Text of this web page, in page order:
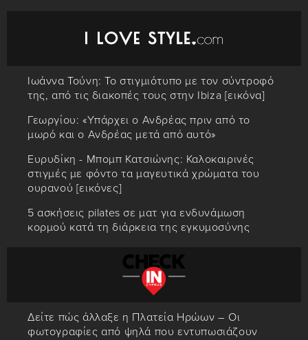
Ιωάννα Τούνη: Το στιγμιότυπο με τον σύντροφό
της, από τις διακοπές τους στην Ibiza [εικόνα]
Γεωργίου: «Υπάρχει ο Ανδρέας πριν από το
μωρό και ο Ανδρέας μετά από αυτό»
Ευρυδίκη - Μπομπ Κατσιώνης: Καλοκαιρινές
στιγμές με φόντο τα μαγευτικά χρώματα του
ουρανού [εικόνες]
5 ασκήσεις pilates σε ματ για ενδυνάμωση
κορμού κατά τη διάρκεια της εγκυμοσύνης
Δείτε πώς άλλαξε η Πλατεία Ηρώων – Οι
φωτογραφίες από ψηλά που εντυπωσιάζουν